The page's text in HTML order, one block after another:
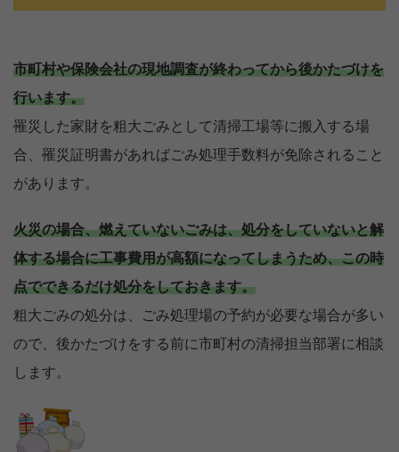
市町村や保険会社の現地調査が終わってから後かたづけを
行います。
罹災した家財を粗大ごみとして清掃工場等に搬入する場
合、罹災証明書があればごみ処理手数料が免除されること
があります。
火災の場合、燃えていないごみは、処分をしていないと解
体する場合に工事費用が高額になってしまうため、この時
点でできるだけ処分をしておきます。
粗大ごみの処分は、ごみ処理場の予約が必要な場合が多い
ので、後かたづけをする前に市町村の清掃担当部署に相談
します。